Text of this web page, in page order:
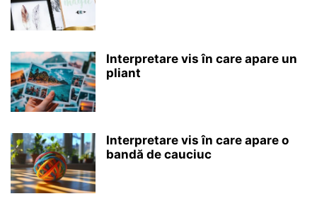
Interpretare vis în care apare un
pliant
Interpretare vis în care apare o
bandă de cauciuc